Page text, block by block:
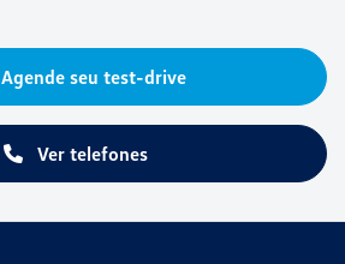
Ver telefones
Agende seu test-drive